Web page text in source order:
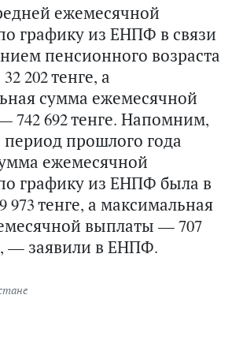
ежемесячной
графику из ЕНПФ в связи
пенсионного возраста
202 тенге, а
сумма ежемесячной
742 692 тенге. Напомним,
период прошлого года
ежемесячной
графику из ЕНПФ была в
973 тенге, а максимальная
выплаты — 707
— заявили в ЕНПФ.